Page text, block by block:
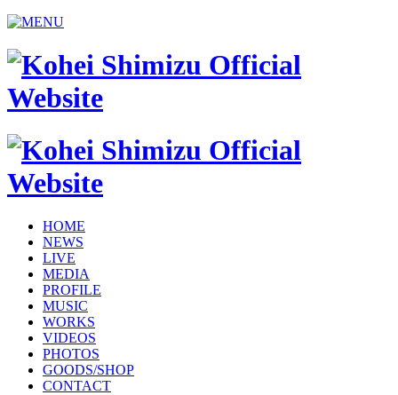
HOME
NEWS
LIVE
MEDIA
PROFILE
MUSIC
WORKS
VIDEOS
PHOTOS
GOODS/SHOP
CONTACT